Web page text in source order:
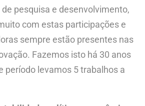
pesquisa e desenvolvimento,
com estas participações e
sempre estão presentes nas
Fazemos isto há 30 anos
período levamos 5 trabalhos a